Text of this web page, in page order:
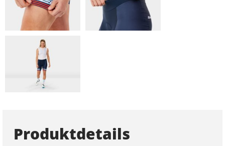
Produktdetails